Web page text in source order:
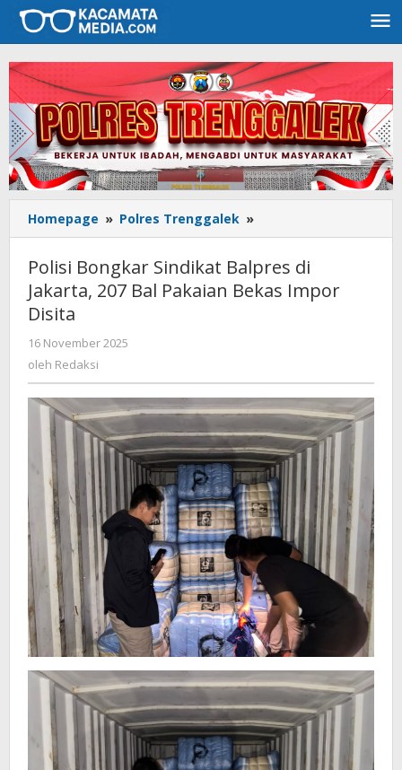
Lewati
konten
Homepage » Polres Trenggalek »
Bongkar
Balpres
di
Bekas
Impor
Disita
Polisi Bongkar Sindikat Balpres di
Jakarta, 207 Bal Pakaian Bekas Impor
Disita
16 November 2025
oleh Redaksi